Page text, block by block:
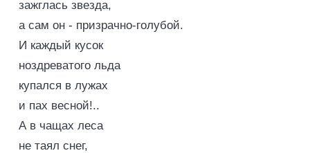
зажглась звезда,
а сам он - призрачно-голубой.
И каждый кусок
ноздреватого льда
купался в лужах
и пах весной!..
А в чащах леса
не таял снег,